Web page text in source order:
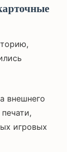
внешнего
игровых